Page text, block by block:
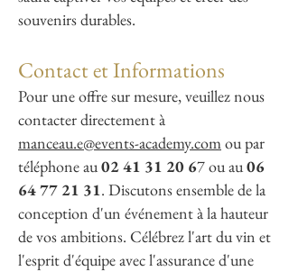
souvenirs durables.
Contact et Informations
Pour une offre sur mesure, veuillez nous
contacter directement à
manceau.e@events-academy.comou par
téléphone au02 41 31 20 67 ou au06
64 77 21 31. Discutons ensemble de la
conception d'un événement à la hauteur
de vos ambitions. Célébrez l'art du vin et
l'esprit d'équipe avec l'assurance d'une